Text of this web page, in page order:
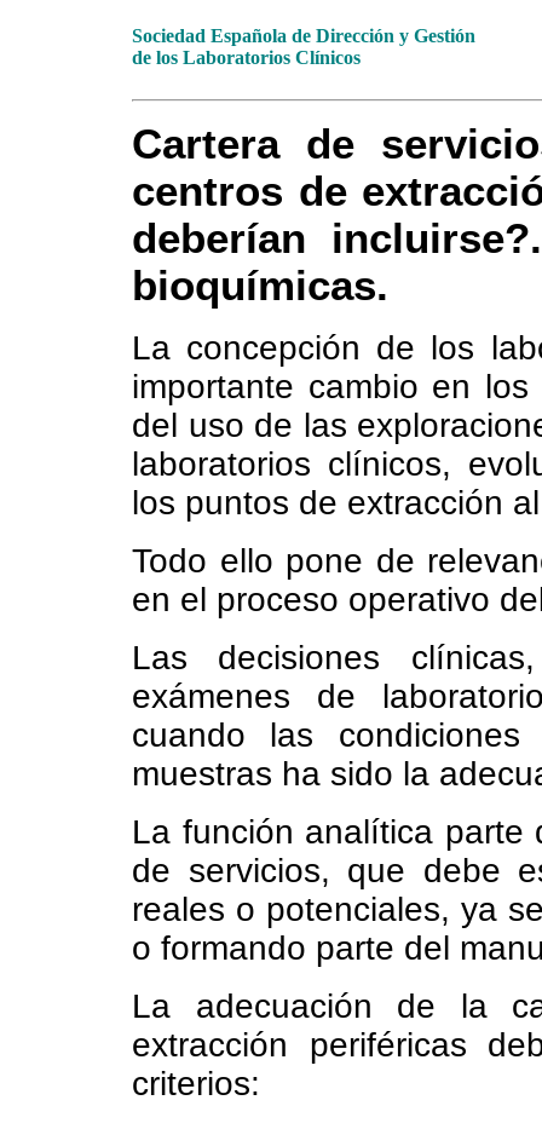
Sociedad Española de Dirección y Gestión
de los Laboratorios Clínicos
Cartera de
centros de
deberían incluirse?.
bioquímicas.
La concepción de los
importante cambio en
del uso de las
laboratorios clínicos,
los puntos de extracción
Todo ello pone de
en el proceso operativo
Las decisiones
exámenes de
cuando las
muestras ha sido la
La función analítica parte
de servicios, que debe
reales o potenciales, ya
o formando parte del
La adecuación de la
extracción periféricas
criterios: